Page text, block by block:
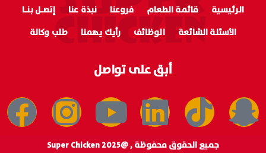
الرئيسية قائمة الطعام فروعنا نبذة عنا
إتصـل بنـا
الأسئلة الشائعة
الوظائف رأيك يهمنا طلب وكالة
أبق على تواصل
جميع الحقوق محفوظة , @Super Chicken 2025